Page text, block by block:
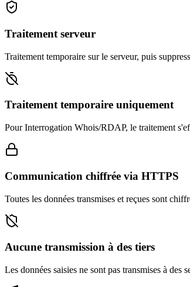
Traitement serveur
Traitement temporaire sur le serveur, puis
Traitement temporaire uniquement
Pour Interrogation Whois/RDAP, le traitement
Communication chiffrée via HTTPS
Toutes les données transmises et reçues sont
Aucune transmission à des tiers
Les données saisies ne sont pas transmises à